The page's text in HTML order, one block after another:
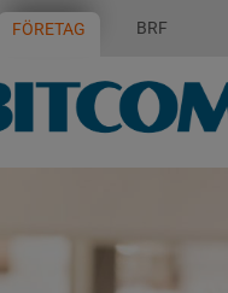
FÖRETAG BRF